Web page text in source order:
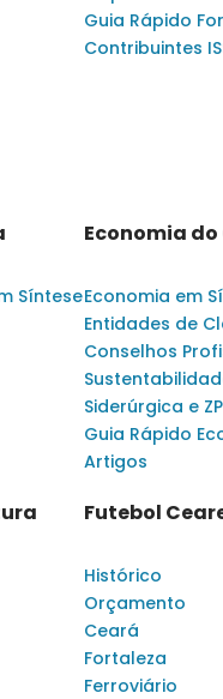
Guia Rápido
Contribuintes
Síntese
Economia
Economia em
Entidades de
Conselhos
Siderúrgica e
Guia Rápido
Artigos
Futebol
Histórico
Orçamento
Ceará
Fortaleza
Ferroviário